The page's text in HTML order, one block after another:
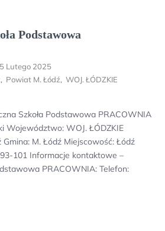
Podstawowa
Lutego 2025
, Powiat M. Łódź, WOJ. ŁÓDZKIE
Szkoła Podstawowa PRACOWNIA
Województwo: WOJ. ŁÓDZKIE
M. Łódź Miejscowość: Łódź
101 Informacje kontaktowe –
PRACOWNIA: Telefon: